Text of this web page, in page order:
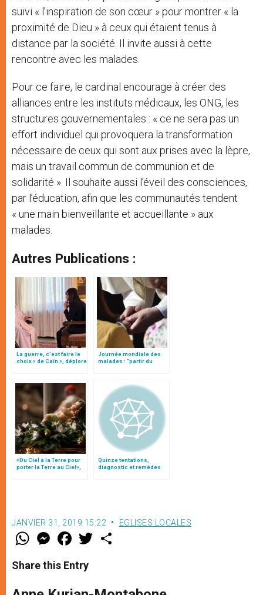
suivi « l’inspiration de son cœur » pour montrer « la
proximité de Dieu » à ceux qui étaient tenus à
distance par la société. Il invite aussi à cette
rencontre avec les malades.
Pour ce faire, le cardinal encourage à créer des
alliances entre les instituts médicaux, les ONG, les
structures gouvernementales : « ce ne sera pas un
effort individuel qui provoquera la transformation
nécessaire de ceux qui sont aux prises avec la lèpre,
mais un travail commun de communion et de
solidarité ». Il souhaite aussi l’éveil des consciences,
par l’éducation, afin que les communautés tendent
« une main bienveillante et accueillante » aux
malades.
Autres Publications :
La guerre, c’est faire le
choix « de Caïn », déplore
Journée mondiale des
malades : "partir du
«Du Ciel à la Terre pour
porter la Terre au Ciel»,
Quinze tentations,
diagnostic et remèdes
JANVIER 31, 2019 15:22 EGLISES LOCALES
W
t
s
p
M
e
s
e
g
F
a
e
b
o
w
r
Share this Entry